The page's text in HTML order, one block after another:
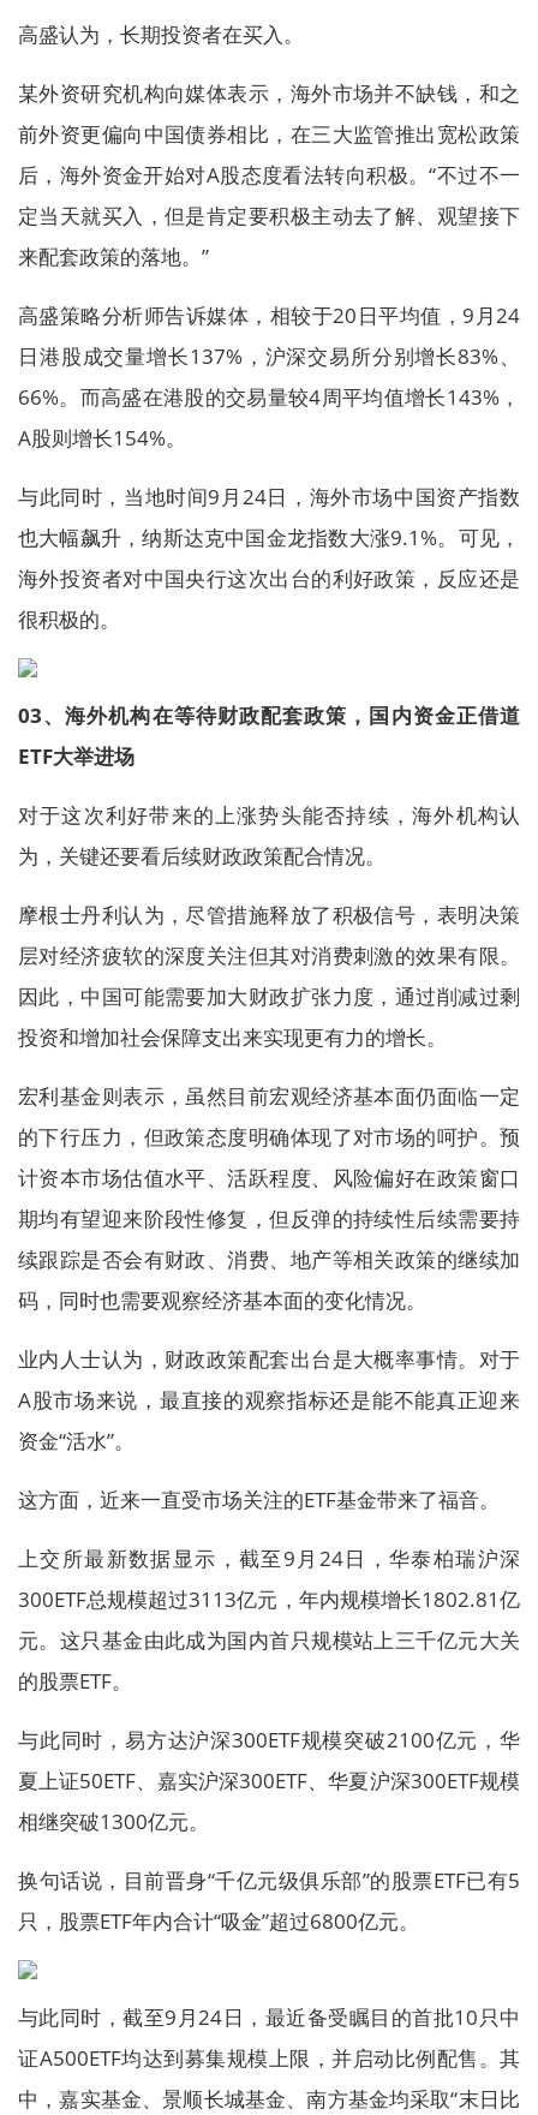
高盛认为，长期投资者在买入。
某外资研究机构向媒体表示，海外市场并不缺钱，和之
前外资更偏向中国债券相比，在三大监管推出宽松政策
后，海外资金开始对A股态度看法转向积极。“不过不一
定当天就买入，但是肯定要积极主动去了解、观望接下
来配套政策的落地。”
高盛策略分析师告诉媒体，相较于20日平均值，9月24
日港股成交量增长137%，沪深交易所分别增长83%、
66%。而高盛在港股的交易量较4周平均值增长143%，
A股则增长154%。
与此同时，当地时间9月24日，海外市场中国资产指数
也大幅飙升，纳斯达克中国金龙指数大涨9.1%。可见，
海外投资者对中国央行这次出台的利好政策，反应还是
很积极的。
03、海外机构在等待财政配套政策，国内资金正借道
ETF大举进场
对于这次利好带来的上涨势头能否持续，海外机构认
为，关键还要看后续财政政策配合情况。
摩根士丹利认为，尽管措施释放了积极信号，表明决策
层对经济疲软的深度关注但其对消费刺激的效果有限。
因此，中国可能需要加大财政扩张力度，通过削减过剩
投资和增加社会保障支出来实现更有力的增长。
宏利基金则表示，虽然目前宏观经济基本面仍面临一定
的下行压力，但政策态度明确体现了对市场的呵护。预
计资本市场估值水平、活跃程度、风险偏好在政策窗口
期均有望迎来阶段性修复，但反弹的持续性后续需要持
续跟踪是否会有财政、消费、地产等相关政策的继续加
码，同时也需要观察经济基本面的变化情况。
业内人士认为，财政政策配套出台是大概率事情。对于
A股市场来说，最直接的观察指标还是能不能真正迎来
资金“活水”。
这方面，近来一直受市场关注的ETF基金带来了福音。
上交所最新数据显示，截至9月24日，华泰柏瑞沪深
300ETF总规模超过3113亿元，年内规模增长1802.81亿
元。这只基金由此成为国内首只规模站上三千亿元大关
的股票ETF。
与此同时，易方达沪深300ETF规模突破2100亿元，华
夏上证50ETF、嘉实沪深300ETF、华夏沪深300ETF规模
相继突破1300亿元。
换句话说，目前晋身“千亿元级俱乐部”的股票ETF已有5
只，股票ETF年内合计“吸金”超过6800亿元。
与此同时，截至9月24日，最近备受瞩目的首批10只中
证A500ETF均达到募集规模上限，并启动比例配售。其
中，嘉实基金、景顺长城基金、南方基金均采取“末日比